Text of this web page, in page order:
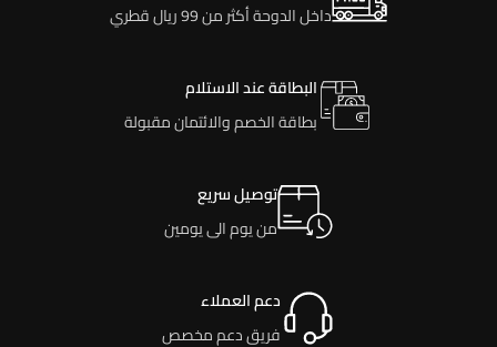
داخل الدوحة أكثر من 99 ريال قطري
البطاقة عند الاستلام
بطاقة الخصم والائتمان مقبولة
توصيل سريع
من يوم الى يومين
دعم العملاء
فريق دعم مخصص